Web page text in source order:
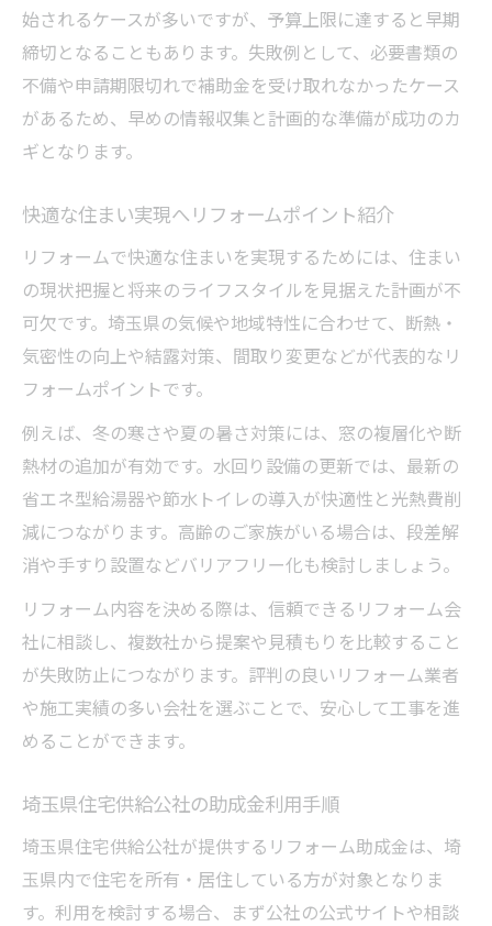
始されるケースが多いですが、予算上限に達すると早期
締切となることもあります。失敗例として、必要書類の
不備や申請期限切れで補助金を受け取れなかったケース
があるため、早めの情報収集と計画的な準備が成功のカ
ギとなります。
快適な住まい実現へリフォームポイント紹介
リフォームで快適な住まいを実現するためには、住まい
の現状把握と将来のライフスタイルを見据えた計画が不
可欠です。埼玉県の気候や地域特性に合わせて、断熱・
気密性の向上や結露対策、間取り変更などが代表的なリ
フォームポイントです。
例えば、冬の寒さや夏の暑さ対策には、窓の複層化や断
熱材の追加が有効です。水回り設備の更新では、最新の
省エネ型給湯器や節水トイレの導入が快適性と光熱費削
減につながります。高齢のご家族がいる場合は、段差解
消や手すり設置などバリアフリー化も検討しましょう。
リフォーム内容を決める際は、信頼できるリフォーム会
社に相談し、複数社から提案や見積もりを比較すること
が失敗防止につながります。評判の良いリフォーム業者
や施工実績の多い会社を選ぶことで、安心して工事を進
めることができます。
埼玉県住宅供給公社の助成金利用手順
埼玉県住宅供給公社が提供するリフォーム助成金は、埼
玉県内で住宅を所有・居住している方が対象となりま
す。利用を検討する場合、まず公社の公式サイトや相談